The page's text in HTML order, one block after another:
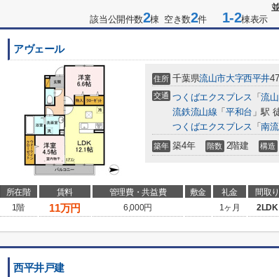
該当公開件数2棟 空き数2件 1-2棟表示
アヴェール
住所 千葉県流山市大字西平井
交通 つくばエクスプレス 「流
流鉄流山線 「 平和台 」駅
つくばエクスプレス 「南
築年 築4年 階数 2階建 構造
所在階 賃料 管理費・共益費 敷金 礼金 間取り
1階
11万円 6,000円 1ヶ月 2LDK
西平井戸建